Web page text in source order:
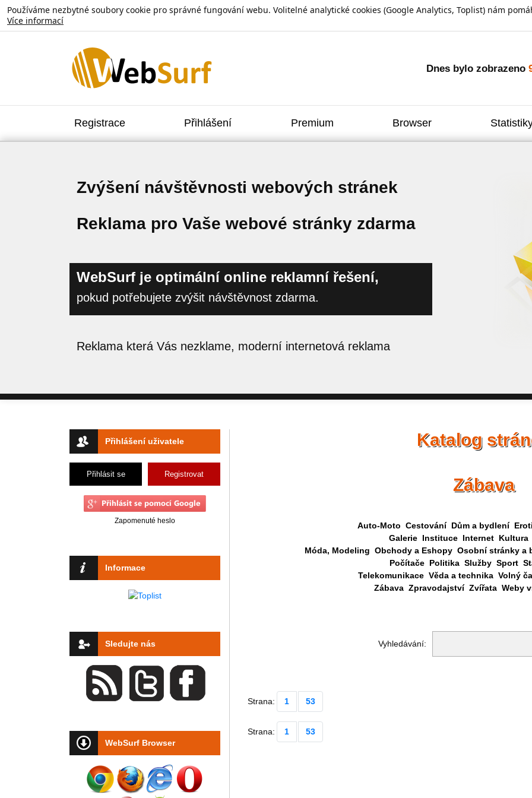
Používáme nezbytné soubory cookie pro správné fungování webu. Volitelné analytické cookies (Google Analytics, Toplist) nám
Více informací
Dnes bylo zobrazeno
Registrace Přihlášení Premium Browser
Zvýšení návštěvnosti webových stránek
Reklama pro Vaše webové stránky zdarma
WebSurf je optimální online reklamní řešení,
pokud potřebujete zvýšit návštěvnost zdarma.
Reklama která Vás nezklame, moderní internetová reklama
Přihlášení uživatele
Přihlásit se Registrovat
Zapomenuté heslo
Informace
Sledujte nás
WebSurf Browser
Katalog
Zábava
Auto-Moto Cestování Dům a bydlení
Galerie Instituce Internet Kultura
Móda, Modeling Obchody a Eshopy Osobní stránky a
Počítače Politika Služby Sport
Telekomunikace Věda a technika Volný
Zábava Zpravodajství Zvířata Weby
Vyhledávání:
Strana: 1 53
Strana: 1 53